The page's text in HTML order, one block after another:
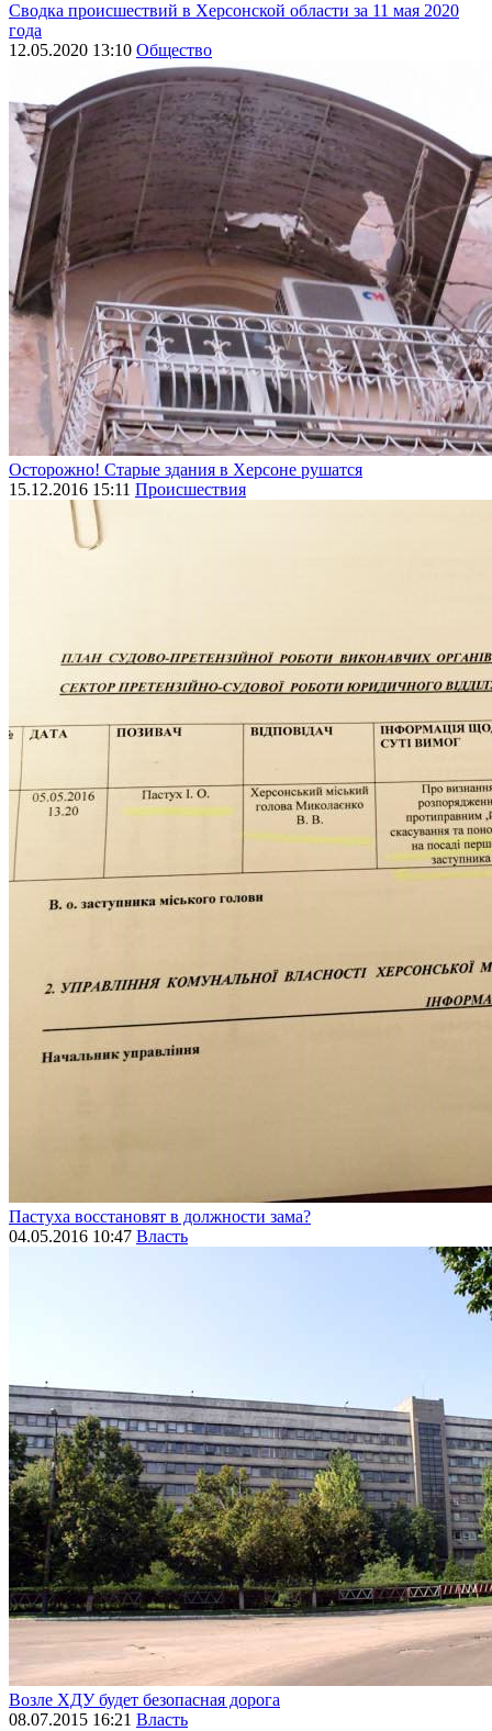
Сводка происшествий в Херсонской области за 11 мая 2020
года
12.05.2020 13:10 Общество
Осторожно! Старые здания в Херсоне рушатся
15.12.2016 15:11 Происшествия
Пастуха восстановят в должности зама?
04.05.2016 10:47 Власть
Возле ХДУ будет безопасная дорога
08.07.2015 16:21 Власть